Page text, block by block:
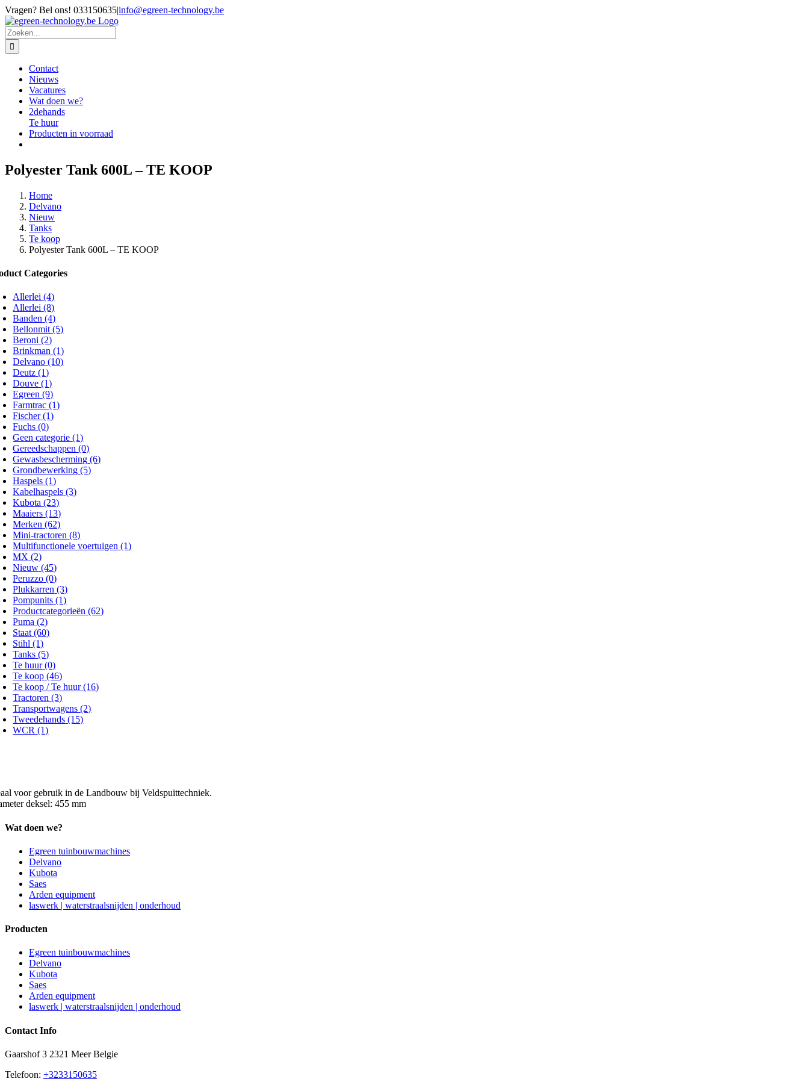
Ga
naar
inhoud
Vragen? Bel ons! 033150635|info@egreen-technology.be
Zoeken
naar:
Contact
Nieuws
Vacatures
Wat doen we?
2dehands
Te huur
Producten in voorraad
Polyester Tank 600L – TE KOOP
Home
Delvano
Nieuw
Tanks
Te koop
Polyester Tank 600L – TE KOOP
Categories
Allerlei (4)
Allerlei (8)
Banden (4)
Bellonmit (5)
Beroni (2)
Brinkman (1)
Delvano (10)
Deutz (1)
Douve (1)
Egreen (9)
Farmtrac (1)
Fischer (1)
Fuchs (0)
Geen categorie (1)
Gereedschappen (0)
Gewasbescherming (6)
Grondbewerking (5)
Haspels (1)
Kabelhaspels (3)
Kubota (23)
Maaiers (13)
Merken (62)
Mini-tractoren (8)
Multifunctionele voertuigen (1)
MX (2)
Nieuw (45)
Peruzzo (0)
Plukkarren (3)
Pompunits (1)
Productcategorieën (62)
Puma (2)
Staat (60)
Stihl (1)
Tanks (5)
Te huur (0)
Te koop (46)
Te koop / Te huur (16)
Tractoren (3)
Transportwagens (2)
Tweedehands (15)
WCR (1)
voor gebruik in de Landbouw bij Veldspuittechniek.
deksel: 455 mm
Wat doen we?
Egreen tuinbouwmachines
Delvano
Kubota
Saes
Arden equipment
laswerk | waterstraalsnijden | onderhoud
Producten
Egreen tuinbouwmachines
Delvano
Kubota
Saes
Arden equipment
laswerk | waterstraalsnijden | onderhoud
Contact Info
Gaarshof 3 2321 Meer Belgie
Telefoon: +3233150635